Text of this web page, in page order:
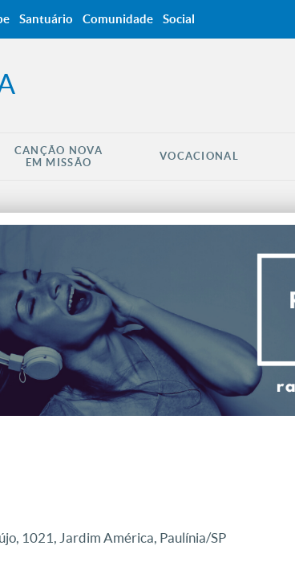
CANÇÃO NOVA
EM MISSÃO
VOCACIONAL
1021, Jardim América, Paulínia/SP
Santuário Comunidade Social